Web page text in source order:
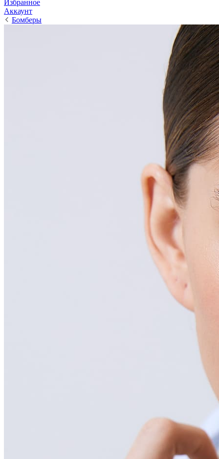
Избранное
Аккаунт
Бомберы